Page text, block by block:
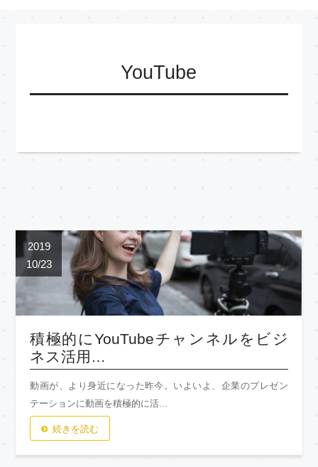
YouTube
2019
10/23
積極的にYouTubeチャンネルをビジ
ネス活用…
動画が、より身近になった昨今。いよいよ、企業のプレゼン
テーションに動画を積極的に活...
続きを読む